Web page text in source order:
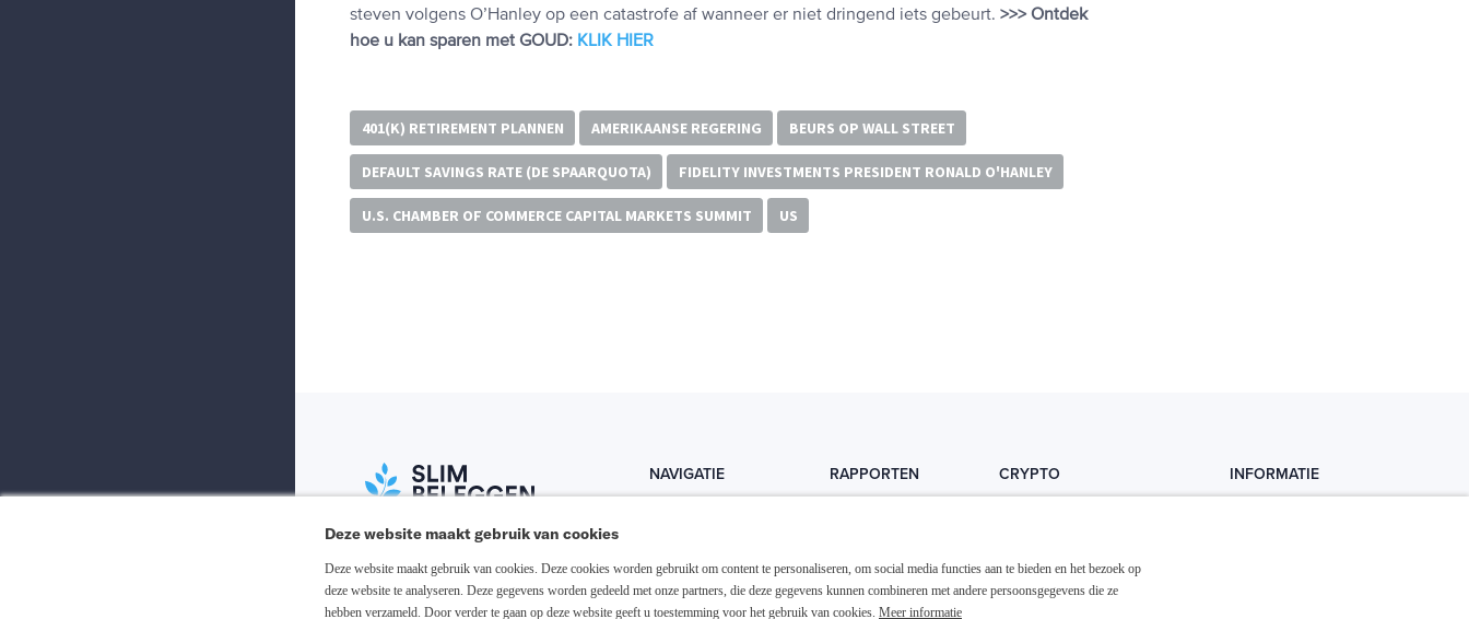
steven volgens O’Hanley op een catastrofe af wanneer er niet dringend iets gebeurt. >>> Ontdek
hoe u kan sparen met GOUD: KLIK HIER
401(K) RETIREMENT PLANNEN AMERIKAANSE REGERING BEURS OP WALL STREET
DEFAULT SAVINGS RATE (DE SPAARQUOTA) FIDELITY INVESTMENTS PRESIDENT RONALD O'HANLEY
U.S. CHAMBER OF COMMERCE CAPITAL MARKETS SUMMIT US
NAVIGATIE RAPPORTEN CRYPTO
Crypto koopgids
INFORMATIE
Deze website maakt gebruik van cookies
Deze website maakt gebruik van cookies. Deze cookies worden gebruikt om content te personaliseren, om social media functies aan te bieden en het bezoek op
deze website te analyseren. Deze gegevens worden gedeeld met onze partners, die deze gegevens kunnen combineren met andere persoonsgegevens die ze
hebben verzameld. Door verder te gaan op deze website geeft u toestemming voor het gebruik van cookies. Meer informatie